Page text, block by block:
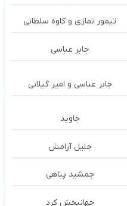
تیمور نمازی و کاوه سلطانی
جابر عباسی
جابر عباسی و امیر گیلانی
جاوید
جلیل آرامش
جمشید پناهی
جهانبخش کرد